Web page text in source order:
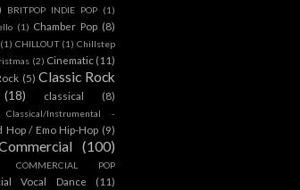
BRITPOP INDIE POP (1)
(1) Chamber Pop (8)
(1) CHILLOUT (1) Chillstep
(2) Cinematic (11)
(5) Classic Rock
(18) classical (8)
Classical/Instrumental -
Hop / Emo Hip-Hop (9)
(100)
COMMERCIAL POP
Vocal Dance (11)